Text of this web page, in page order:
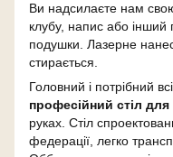
Ви надсилаєте нам
клубу, напис або інший
подушки. Лазерне
стирається.
Головний і потрібний
професійний стіл
руках. Стіл
федерації, легко